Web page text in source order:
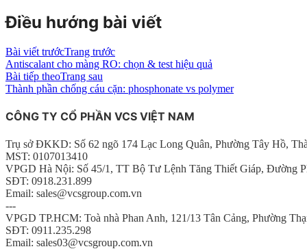
Điều hướng bài viết
Bài viết trướcTrang trước
Antiscalant cho màng RO: chọn & test hiệu quả
Bài tiếp theoTrang sau
Thành phần chống cáu cặn: phosphonate vs polymer
CÔNG TY CỔ PHẦN VCS VIỆT NAM
Trụ sở ĐKKD: Số 62 ngõ 174 Lạc Long Quân, Phường Tây Hồ,
MST: 0107013410
VPGD Hà Nội: Số 45/1, TT Bộ Tư Lệnh Tăng Thiết Giáp, Đường
SĐT: 0918.231.899
Email: sales@vcsgroup.com.vn
---
VPGD TP.HCM: Toà nhà Phan Anh, 121/13 Tân Cảng, Phường
SĐT: 0911.235.298
Email: sales03@vcsgroup.com.vn